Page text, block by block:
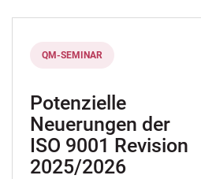
entwickeln
QM-SEMINAR
Potenzielle
Neuerungen der
ISO 9001 Revision
2025/2026